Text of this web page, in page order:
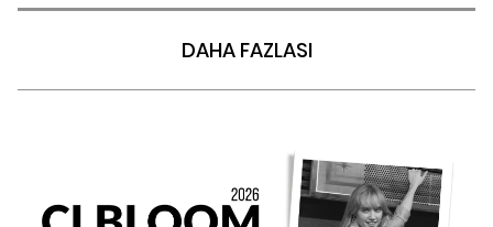
DAHA FAZLASI